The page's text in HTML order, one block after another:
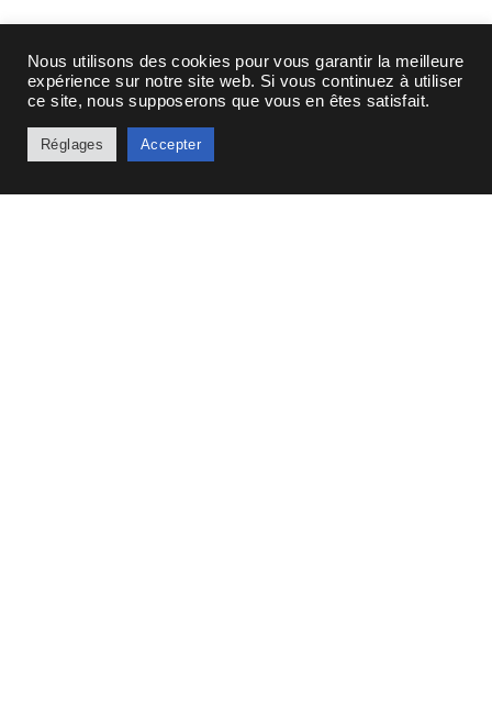
Nos solutions
Nos fonds
d’investissement
Nous utilisons des cookies pour vous garantir la meilleure
expérience sur notre site web. Si vous continuez à utiliser
ce site, nous supposerons que vous en êtes satisfait.
Réglages Accepter